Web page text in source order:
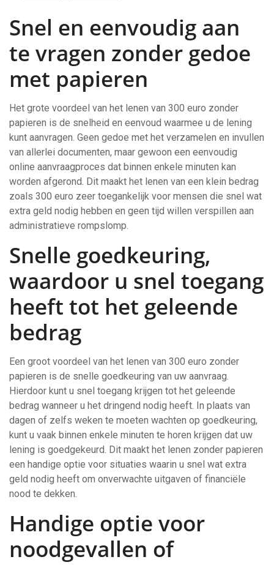
Snel en eenvoudig aan
te vragen zonder gedoe
met papieren
Het grote voordeel van het lenen van 300 euro zonder
papieren is de snelheid en eenvoud waarmee u de lening
kunt aanvragen. Geen gedoe met het verzamelen en invullen
van allerlei documenten, maar gewoon een eenvoudig
online aanvraagproces dat binnen enkele minuten kan
worden afgerond. Dit maakt het lenen van een klein bedrag
zoals 300 euro zeer toegankelijk voor mensen die snel wat
extra geld nodig hebben en geen tijd willen verspillen aan
administratieve rompslomp.
Snelle goedkeuring,
waardoor u snel toegang
heeft tot het geleende
bedrag
Een groot voordeel van het lenen van 300 euro zonder
papieren is de snelle goedkeuring van uw aanvraag.
Hierdoor kunt u snel toegang krijgen tot het geleende
bedrag wanneer u het dringend nodig heeft. In plaats van
dagen of zelfs weken te moeten wachten op goedkeuring,
kunt u vaak binnen enkele minuten te horen krijgen dat uw
lening is goedgekeurd. Dit maakt het lenen zonder papieren
een handige optie voor situaties waarin u snel wat extra
geld nodig heeft om onverwachte uitgaven of financiële
nood te dekken.
Handige optie voor
noodgevallen of